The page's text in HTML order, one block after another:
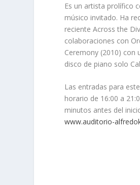
Es un artista prolífico
músico invitado. Ha
recienteAcross the
colaboraciones con
Ceremony (2010) con
disco de piano solo
Las entradas para
horario de 16:00 a
minutos antes del
www.auditorio-